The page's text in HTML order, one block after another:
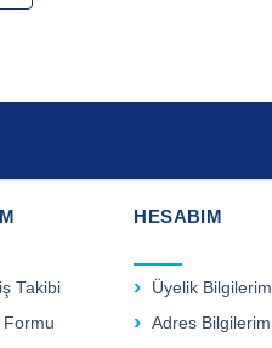
Takibi
Formu
HESABIM
Üyelik Bilgilerim
Adres Bilgilerim